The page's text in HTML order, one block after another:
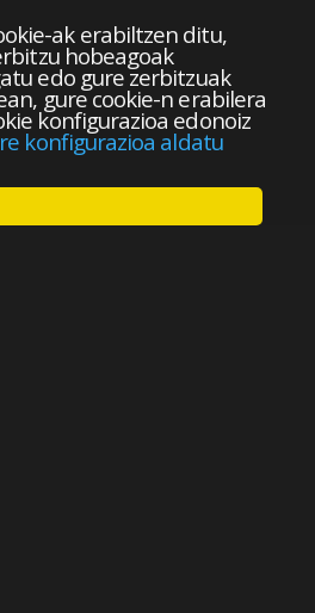
ak erabiltzen ditu,
hobeagoak
edo gure zerbitzuak
gure cookie-n erabilera
konfigurazioa edonoiz
konfigurazioa aldatu